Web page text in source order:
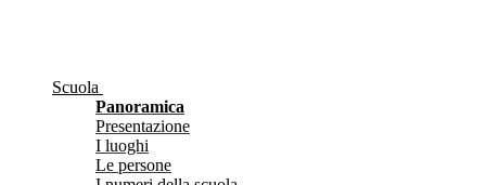
Scuola
Panoramica
Presentazione
I luoghi
Le persone